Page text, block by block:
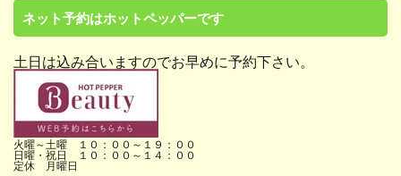
ネット予約はホットペッパーです
土日は込み合いますのでお早めに予約下さい。
火曜～土曜 １０：００～１９：００
日曜・祝日 １０：００～１４：００
定休 月曜日